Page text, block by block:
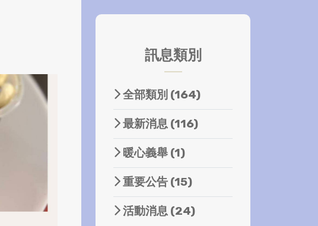
訊息類別
全部類別 (164)
最新消息 (116)
暖心義舉 (1)
重要公告 (15)
活動消息 (24)